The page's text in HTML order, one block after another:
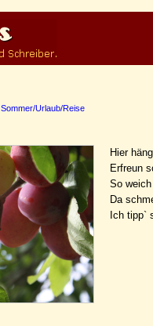
Sommer/Urlaub/Reise
Hier
Erfreun
So
Da
Ich tipp`